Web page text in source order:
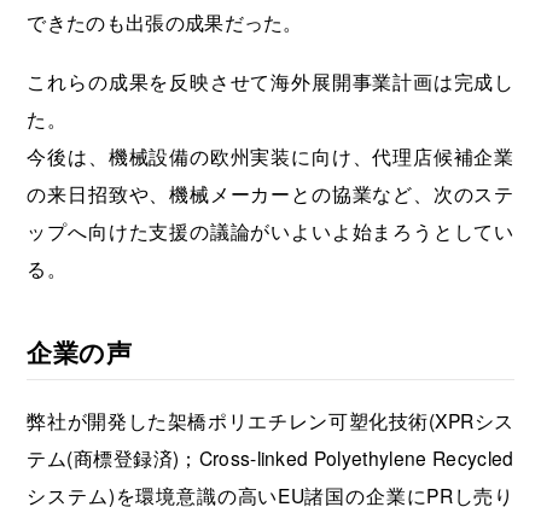
できたのも出張の成果だった。
これらの成果を反映させて海外展開事業計画は完成し
た。
今後は、機械設備の欧州実装に向け、代理店候補企業
の来日招致や、機械メーカーとの協業など、次のステ
ップへ向けた支援の議論がいよいよ始まろうとしてい
る。
企業の声
弊社が開発した架橋ポリエチレン可塑化技術(XPRシス
テム(商標登録済)；Cross-linked Polyethylene Recycled
システム)を環境意識の高いEU諸国の企業にPRし売り